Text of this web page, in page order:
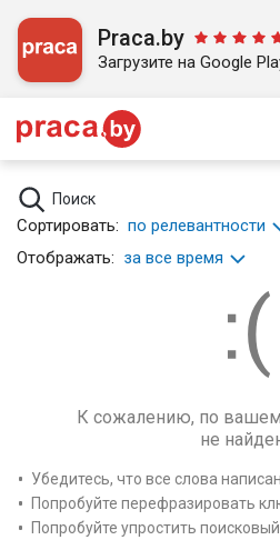
Praca.by
Загрузите на Google
Поиск
Сортировать: по релевантности
Отображать: за все время
К сожалению, по
не
Убедитесь, что все слова
Попробуйте перефразировать
Попробуйте упростить